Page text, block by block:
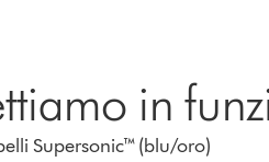
in
Supersonic™ (blu/oro)